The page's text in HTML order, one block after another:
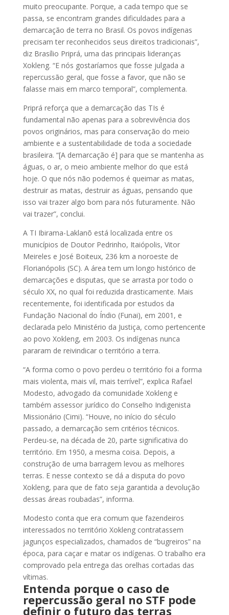
muito preocupante. Porque, a cada tempo que se
passa, se encontram grandes dificuldades para a
demarcação de terra no Brasil. Os povos indígenas
precisam ter reconhecidos seus direitos tradicionais”,
diz Brasílio Priprá, uma das principais lideranças
Xokleng. “E nós gostaríamos que fosse julgada a
repercussão geral, que fosse a favor, que não se
falasse mais em marco temporal”, complementa.
Priprá reforça que a demarcação das TIs é
fundamental não apenas para a sobrevivência dos
povos originários, mas para conservação do meio
ambiente e a sustentabilidade de toda a sociedade
brasileira. “[A demarcação é] para que se mantenha as
águas, o ar, o meio ambiente melhor do que está
hoje. O que nós não podemos é queimar as matas,
destruir as matas, destruir as águas, pensando que
isso vai trazer algo bom para nós futuramente. Não
vai trazer”, conclui.
A TI Ibirama-Laklanõ está localizada entre os
municípios de Doutor Pedrinho, Itaiópolis, Vitor
Meireles e José Boiteux, 236 km a noroeste de
Florianópolis (SC). A área tem um longo histórico de
demarcações e disputas, que se arrasta por todo o
século XX, no qual foi reduzida drasticamente. Mais
recentemente, foi identificada por estudos da
Fundação Nacional do Índio (Funai), em 2001, e
declarada pelo Ministério da Justiça, como pertencente
ao povo Xokleng, em 2003. Os indígenas nunca
pararam de reivindicar o território a terra.
“A forma como o povo perdeu o território foi a forma
mais violenta, mais vil, mais terrível”, explica Rafael
Modesto, advogado da comunidade Xokleng e
também assessor jurídico do Conselho Indigenista
Missionário (Cimi). “Houve, no início do século
passado, a demarcação sem critérios técnicos.
Perdeu-se, na década de 20, parte significativa do
território. Em 1950, a mesma coisa. Depois, a
construção de uma barragem levou as melhores
terras. E nesse contexto se dá a disputa do povo
Xokleng, para que de fato seja garantida a devolução
dessas áreas roubadas”, informa.
Modesto conta que era comum que fazendeiros
interessados no território Xokleng contratassem
jagunços especializados, chamados de “bugreiros” na
época, para caçar e matar os indígenas. O trabalho era
comprovado pela entrega das orelhas cortadas das
vítimas.
Entenda porque o caso de
repercussão geral no STF pode
definir o futuro das terras